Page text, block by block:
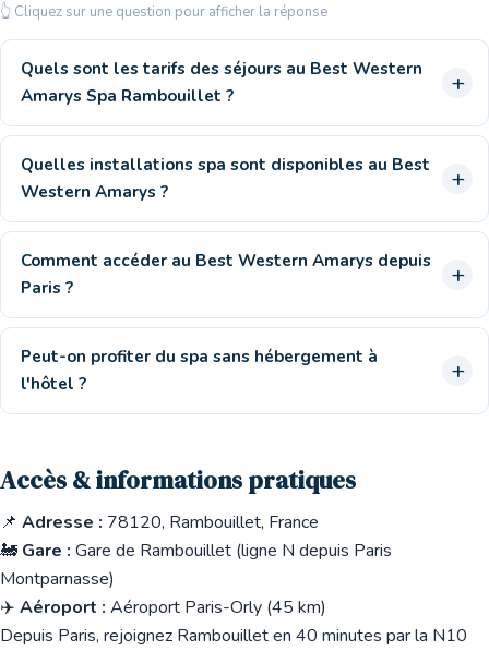
👆 Cliquez sur une question pour afficher la réponse
Quels sont les tarifs des séjours au Best Western
Amarys Spa Rambouillet ?
Quelles installations spa sont disponibles au Best
Western Amarys ?
Comment accéder au Best Western Amarys depuis
Paris ?
Peut-on profiter du spa sans hébergement à
l'hôtel ?
Accès & informations pratiques
📌 Adresse : 78120, Rambouillet, France
🚂 Gare : Gare de Rambouillet (ligne N depuis Paris
Montparnasse)
✈️ Aéroport : Aéroport Paris-Orly (45 km)
Depuis Paris, rejoignez Rambouillet en 40 minutes par la N10